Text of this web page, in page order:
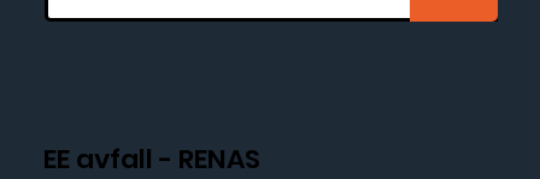
EE avfall - RENAS